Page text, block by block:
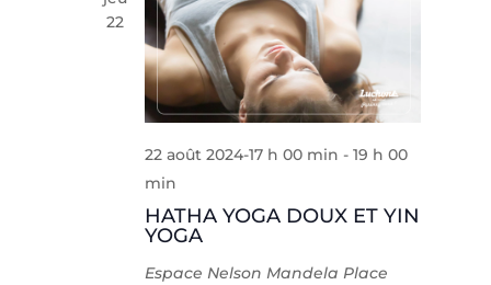
22
HATHA YOGA DOUX ET YIN
YOGA
22 août 2024-17 h 00 min -19 h 00
min
Espace Nelson MandelaPlace